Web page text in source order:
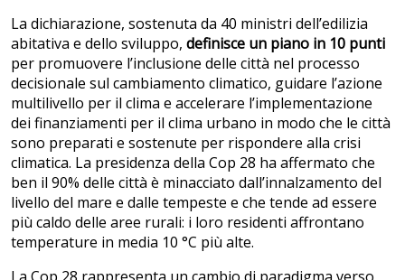
La dichiarazione, sostenuta da 40 ministri dell’edilizia
abitativa e dello sviluppo, definisce un piano in 10 punti
per promuovere l’inclusione delle città nel processo
decisionale sul cambiamento climatico, guidare l’azione
multilivello per il clima e accelerare l’implementazione
dei finanziamenti per il clima urbano in modo che le città
sono preparati e sostenute per rispondere alla crisi
climatica. La presidenza della Cop 28 ha affermato che
ben il 90% delle città è minacciato dall’innalzamento del
livello del mare e dalle tempeste e che tende ad essere
più caldo delle aree rurali: i loro residenti affrontano
temperature in media 10 °C più alte.